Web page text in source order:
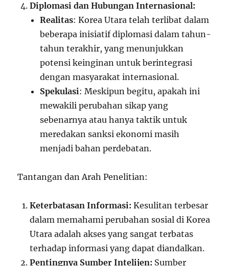
Diplomasi dan Hubungan Internasional:
Realitas: Korea Utara telah terlibat dalam
beberapa inisiatif diplomasi dalam tahun-
tahun terakhir, yang menunjukkan
potensi keinginan untuk berintegrasi
dengan masyarakat internasional.
Spekulasi: Meskipun begitu, apakah ini
mewakili perubahan sikap yang
sebenarnya atau hanya taktik untuk
meredakan sanksi ekonomi masih
menjadi bahan perdebatan.
Tantangan dan Arah Penelitian:
Keterbatasan Informasi: Kesulitan terbesar
dalam memahami perubahan sosial di Korea
Utara adalah akses yang sangat terbatas
terhadap informasi yang dapat diandalkan.
Pentingnya Sumber Intelijen: Sumber